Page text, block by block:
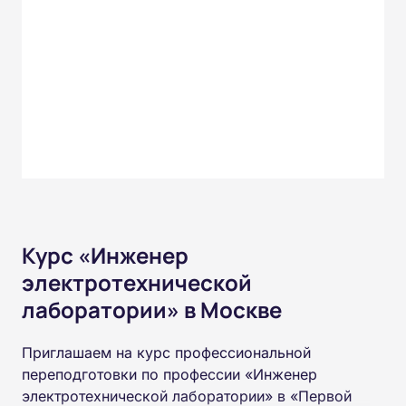
Курс «Инженер
электротехнической
лаборатории» в Москве
Приглашаем на курс профессиональной
переподготовки по профессии «Инженер
электротехнической лаборатории» в «Первой